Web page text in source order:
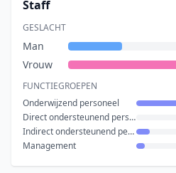
Staff
GESLACHT
Man
Vrouw
FUNCTIEGROEPEN
Onderwijzend personeel
Direct ondersteunend personeel
Indirect ondersteunend personeel
Management